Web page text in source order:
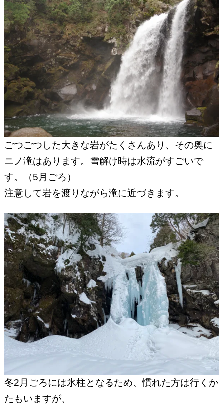
ごつごつした大きな岩がたくさんあり、その奥に
ニノ滝はあります。雪解け時は水流がすごいで
す。（5月ごろ）
注意して岩を渡りながら滝に近づきます。
冬2月ごろには氷柱となるため、慣れた方は行くか
たもいますが、